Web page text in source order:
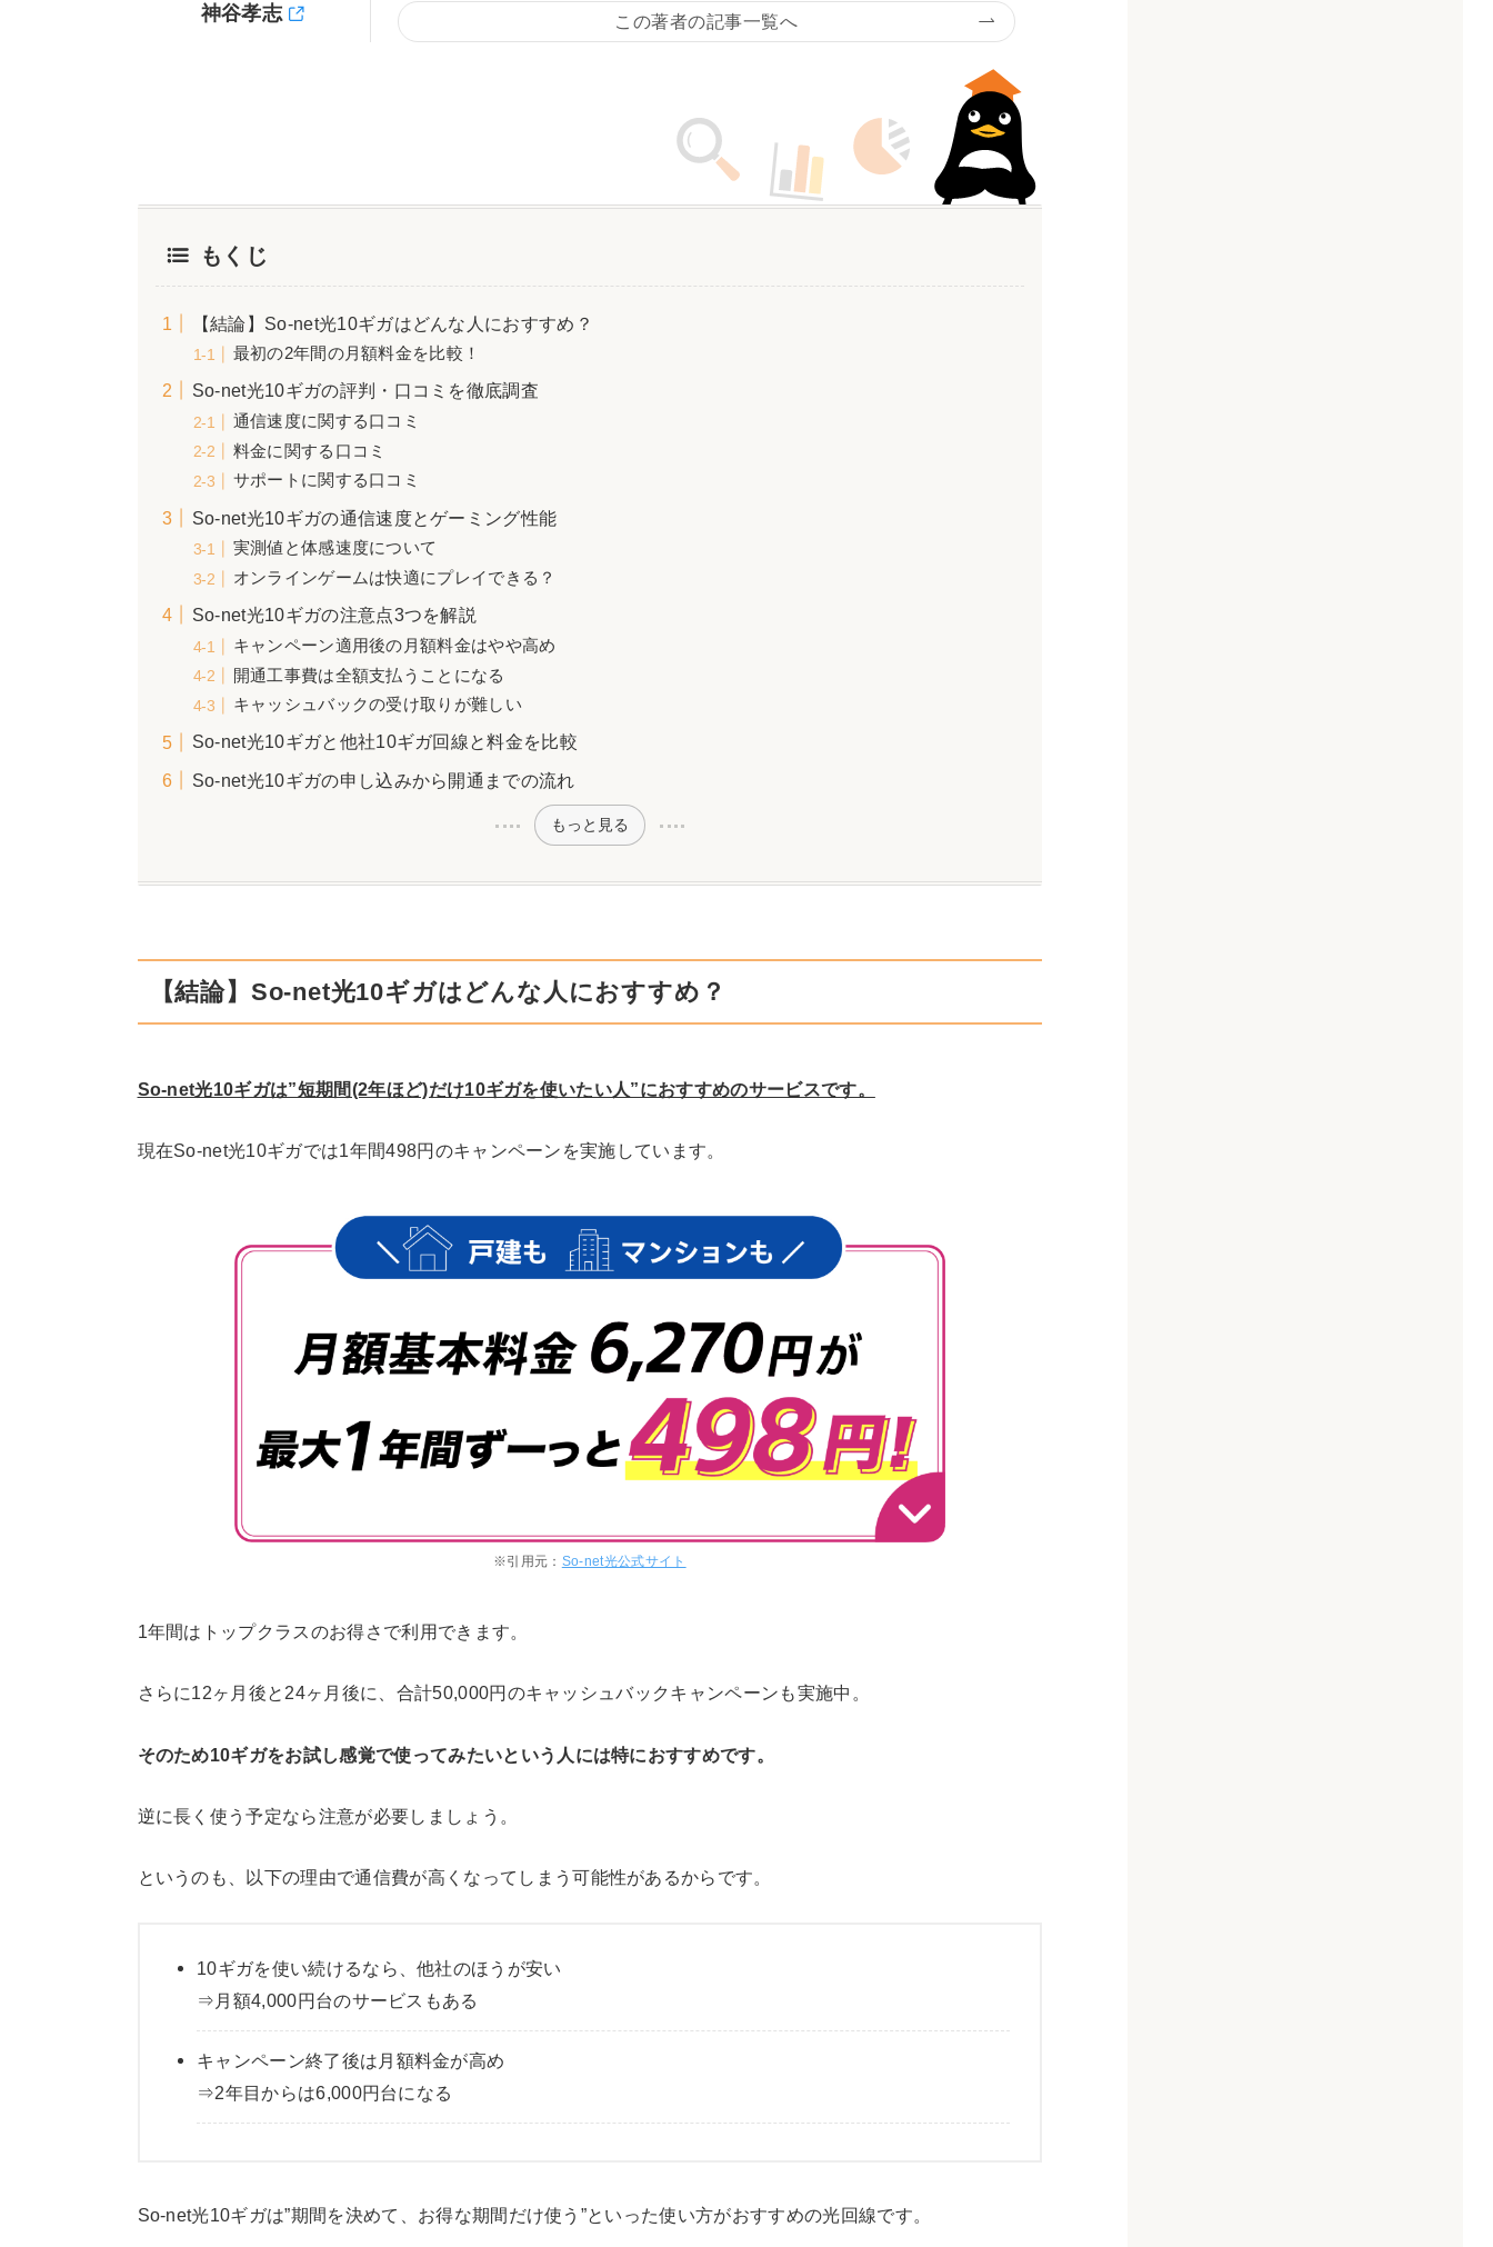
神谷孝志 この著者の記事一覧へ
もくじ
【結論】So-net光10ギガはどんな人におすすめ？
最初の2年間の月額料金を比較！
So-net光10ギガの評判・口コミを徹底調査
通信速度に関する口コミ
料金に関する口コミ
サポートに関する口コミ
So-net光10ギガの通信速度とゲーミング性能
実測値と体感速度について
オンラインゲームは快適にプレイできる？
So-net光10ギガの注意点3つを解説
キャンペーン適用後の月額料金はやや高め
開通工事費は全額支払うことになる
キャッシュバックの受け取りが難しい
So-net光10ギガと他社10ギガ回線と料金を比較
So-net光10ギガの申し込みから開通までの流れ
もっと見る
【結論】So-net光10ギガはどんな人におすすめ？
So-net光10ギガは”短期間(2年ほど)だけ10ギガを使いたい人”におすすめのサービスです。
現在So-net光10ギガでは1年間498円のキャンペーンを実施しています。
※引用元： So-net光公式サイト
1年間はトップクラスのお得さで利用できます。
さらに12ヶ月後と24ヶ月後に、合計50,000円のキャッシュバックキャンペーンも実施中。
そのため10ギガをお試し感覚で使ってみたいという人には特におすすめです。
逆に長く使う予定なら注意が必要しましょう。
というのも、以下の理由で通信費が高くなってしまう可能性があるからです。
10ギガを使い続けるなら、他社のほうが安い
⇒月額4,000円台のサービスもある
キャンペーン終了後は月額料金が高め
⇒2年目からは6,000円台になる
So-net光10ギガは”期間を決めて、お得な期間だけ使う”といった使い方がおすすめの光回線です。